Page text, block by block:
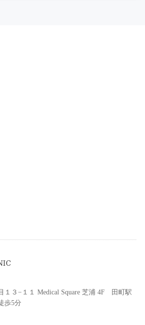
１３−１１ Medical Square 芝浦 4F 田町駅
歩5分